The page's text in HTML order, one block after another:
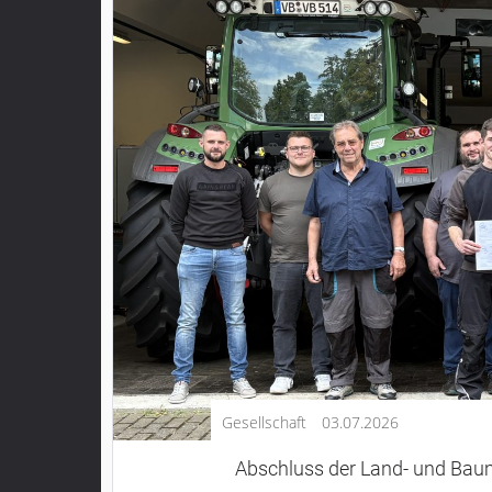
Kultur
Lifestyle
Vogelsberg
Alsfeld
Lauterbach
Romrod
Homberg
Ohm
Schotten
Schlitz
Antrifttal
Feldatal
Gesellschaft 03.07.2026
Abschluss der Land- und